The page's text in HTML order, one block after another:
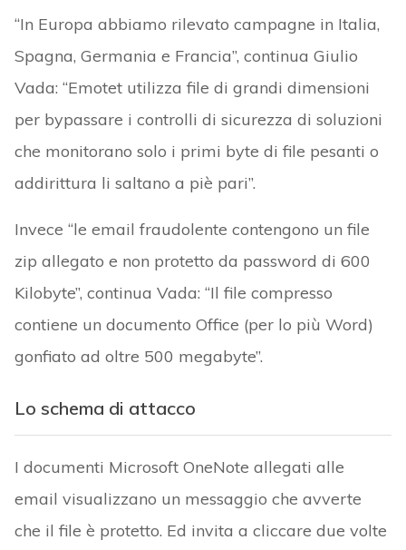
“In Europa abbiamo rilevato campagne in Italia,
Spagna, Germania e Francia”, continua Giulio
Vada: “Emotet utilizza file di grandi dimensioni
per bypassare i controlli di sicurezza di soluzioni
che monitorano solo i primi byte di file pesanti o
addirittura li saltano a piè pari”.
Invece “le email fraudolente contengono un file
zip allegato e non protetto da password di 600
Kilobyte”, continua Vada: “Il file compresso
contiene un documento Office (per lo più Word)
gonfiato ad oltre 500 megabyte”.
Lo schema di attacco
I documenti Microsoft OneNote allegati alle
email visualizzano un messaggio che avverte
che il file è protetto. Ed invita a cliccare due volte